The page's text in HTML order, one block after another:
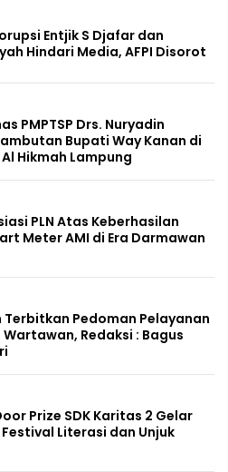
Entjik S Djafar dan
Hindari Media, AFPI Disorot
PMPTSP Drs. Nuryadin
Bupati Way Kanan di
Hikmah Lampung
PLN Atas Keberhasilan
Meter AMI di Era Darmawan
Terbitkan Pedoman Pelayanan
Redaksi : Bagus
Prize SDK Karitas 2 Gelar
Festival Literasi dan Unjuk